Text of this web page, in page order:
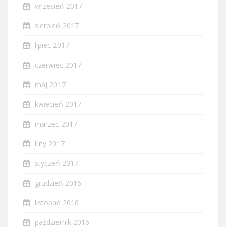
wrzesień 2017
sierpień 2017
lipiec 2017
czerwiec 2017
maj 2017
kwiecień 2017
marzec 2017
luty 2017
styczeń 2017
grudzień 2016
listopad 2016
październik 2016